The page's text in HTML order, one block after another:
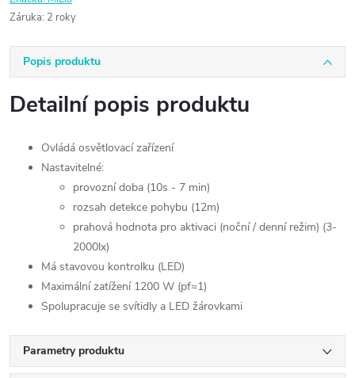
Záruka: 2 roky
Popis produktu
Detailní popis produktu
Ovládá osvětlovací zařízení
Nastavitelné:
provozní doba (10s - 7 min)
rozsah detekce pohybu (12m)
prahová hodnota pro aktivaci (noční / denní režim) (3-
2000lx)
Má stavovou kontrolku (LED)
Maximální zatížení 1200 W (pf≈1)
Spolupracuje se svítidly a LED žárovkami
Parametry produktu